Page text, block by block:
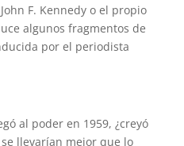
F. Kennedy o el propio
algunos fragmentos de
por el periodista
al poder en 1959, ¿creyó
se llevarían mejor que lo